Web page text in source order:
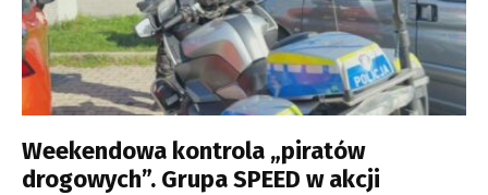
Weekendowa kontrola „piratów
drogowych”. Grupa SPEED w akcji